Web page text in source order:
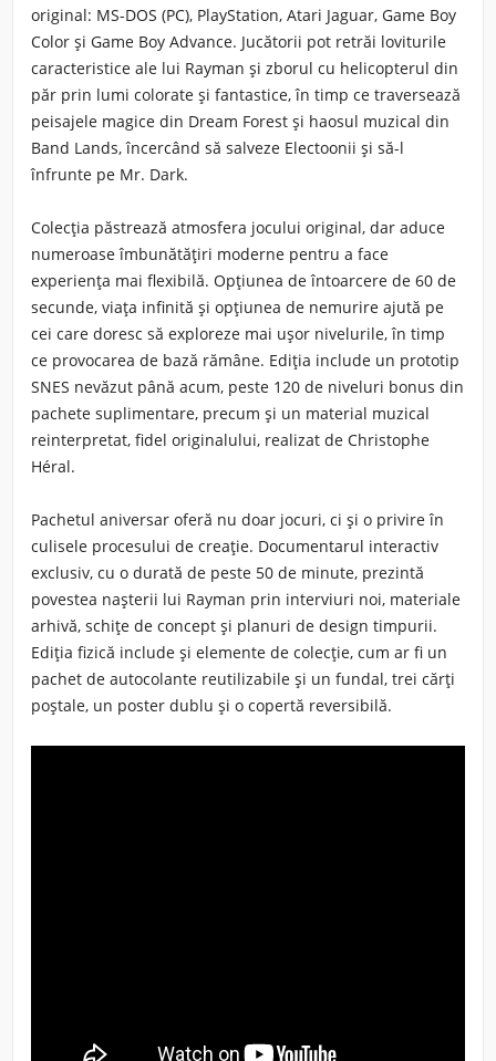
original: MS-DOS (PC), PlayStation, Atari Jaguar, Game Boy
Color și Game Boy Advance. Jucătorii pot retrăi loviturile
caracteristice ale lui Rayman și zborul cu helicopterul din
păr prin lumi colorate și fantastice, în timp ce traversează
peisajele magice din Dream Forest și haosul muzical din
Band Lands, încercând să salveze Electoonii și să-l
înfrunte pe Mr. Dark.
Colecția păstrează atmosfera jocului original, dar aduce
numeroase îmbunătățiri moderne pentru a face
experiența mai flexibilă. Opțiunea de întoarcere de 60 de
secunde, viața infinită și opțiunea de nemurire ajută pe
cei care doresc să exploreze mai ușor nivelurile, în timp
ce provocarea de bază rămâne. Ediția include un prototip
SNES nevăzut până acum, peste 120 de niveluri bonus din
pachete suplimentare, precum și un material muzical
reinterpretat, fidel originalului, realizat de Christophe
Héral.
Pachetul aniversar oferă nu doar jocuri, ci și o privire în
culisele procesului de creație. Documentarul interactiv
exclusiv, cu o durată de peste 50 de minute, prezintă
povestea nașterii lui Rayman prin interviuri noi, materiale
arhivă, schițe de concept și planuri de design timpurii.
Ediția fizică include și elemente de colecție, cum ar fi un
pachet de autocolante reutilizabile și un fundal, trei cărți
poștale, un poster dublu și o copertă reversibilă.